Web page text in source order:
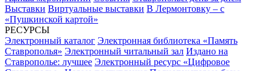
Выставки Виртуальные выставки В Лермонтовку – с
«Пушкинской картой»
РЕСУРСЫ
Электронный каталог Электронная библиотека «Память
Ставрополья» Электронный читальный зал Издано на
Ставрополье: лучшее Электронный ресурс «Цифровое